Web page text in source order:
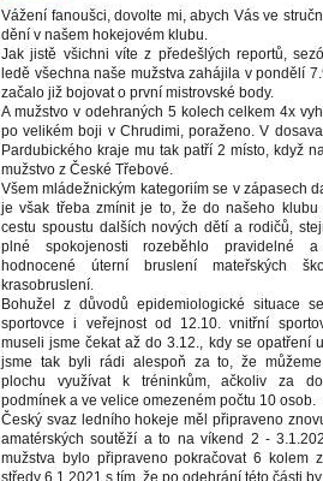
Vážení fanoušci, dovolte mi, abych Vás ve
dění v našem hokejovém klubu.
Jak jistě všichni víte z předešlých reportů,
ledě všechna naše mužstva zahájila v pondělí
začalo již bojovat o první mistrovské body.
A mužstvo v odehraných 5 kolech celkem 4x
po velikém boji v Chrudimi, poraženo. V
Pardubického kraje mu tak patří 2 místo, když
mužstvo z České Třebové.
Všem mládežnickým kategoriím se v zápasech
je však třeba zmínit je to, že do našeho
cestu spoustu dalších nových dětí a rodičů,
plné spokojenosti rozeběhlo pravidelné
hodnocené úterní bruslení mateřských
krasobruslení.
Bohužel z důvodů epidemiologické situace
sportovce i veřejnost od 12.10. vnitřní
museli jsme čekat až do 3.12., kdy se opatření
jsme tak byli rádi alespoň za to, že
plochu využívat k tréninkům, ačkoliv za
podmínek a ve velice omezeném počtu 10 osob.
Český svaz ledního hokeje měl připraveno
amatérských soutěží a to na víkend 2 -
mužstva bylo připraveno pokračovat 6 kolem
středy 6.1.2021 s tím, že po odehrání této části